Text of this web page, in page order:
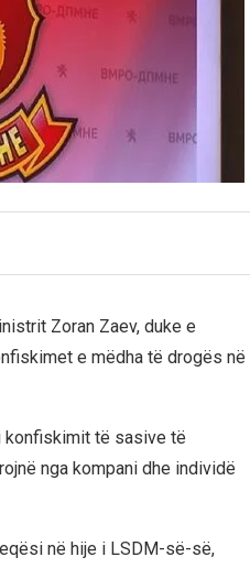
Zoran Zaev, duke e
e mëdha të drogës në
konfiskimit të sasive të
nga kompani dhe individë
në hije i LSDM-së-së,